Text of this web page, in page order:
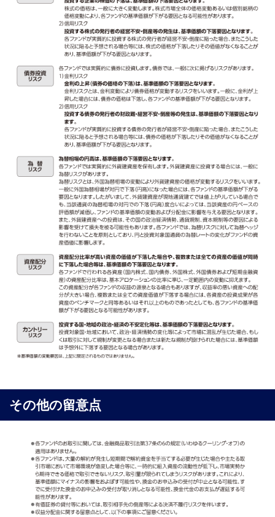
その他の留意点